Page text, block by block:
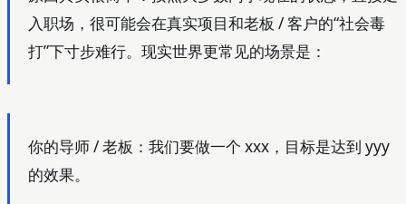
入职场，很可能会在真实项目和老板 / 客户的“社会毒
打”下寸步难行。现实世界更常见的场景是：
你的导师 / 老板：我们要做一个 xxx，目标是达到 yyy
的效果。